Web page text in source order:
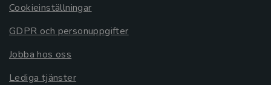
Cookieinställningar
GDPR och personuppgifter
Jobba hos oss
Lediga tjänster